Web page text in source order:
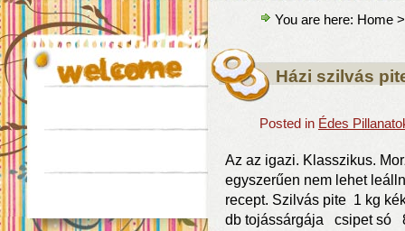
You are here: Home
Házi szilvás
Posted in Édes
Az az igazi. Klasszikus.
egyszerűen nem lehet
recept. Szilvás pite 1 kg
db tojássárgája csipet